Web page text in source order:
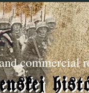
commercial